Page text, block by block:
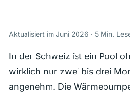
Über uns
Aktualisiert im Juni 2026 · 5 Min.
In der Schweiz ist ein Pool
wirklich nur zwei bis drei
angenehm. Die